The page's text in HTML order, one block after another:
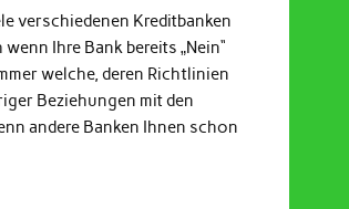
verschiedenen Kreditbanken
Ihre Bank bereits „Nein“
welche, deren Richtlinien
Beziehungen mit den
andere Banken Ihnen schon